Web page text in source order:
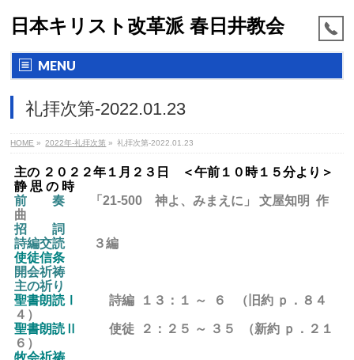
日本キリスト改革派 春日井教会
MENU
礼拝次第-2022.01.23
HOME » 2022年-礼拝次第 » 礼拝次第-2022.01.23
主の ２０２２年１月２３日 ＜午前１０時１５分より＞
静 思 の 時
前 奏
「21-500 神よ、みまえに 」 文屋知明 作
曲
招 詞
詩編交読
３編
使徒信条
開会祈祷
主の祈り
聖書朗読Ⅰ詩編 １３：１ ～ ６ （旧約 ｐ．８４
４）
聖書朗読Ⅱ使徒 ２：２５ ～ ３５ （新約 ｐ．２１
６）
牧会祈祷